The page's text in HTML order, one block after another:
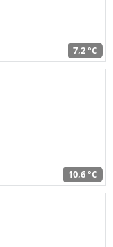
7,2 °C
10,6 °C